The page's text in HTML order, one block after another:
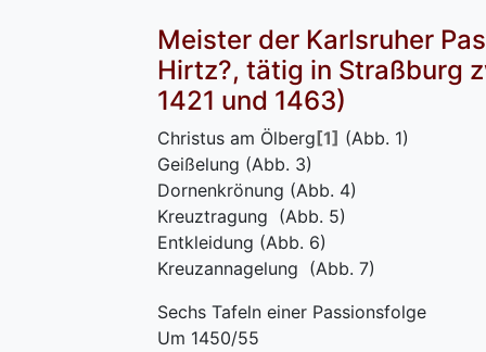
Meister der Karlsruher
Hirtz?, tätig in Straßburg
1421 und 1463)
Christus am Ölberg [1] (Abb. 1)
Geißelung (Abb. 3)
Dornenkrönung (Abb. 4)
Kreuztragung (Abb. 5)
Entkleidung (Abb. 6)
Kreuzannagelung (Abb. 7)
Sechs Tafeln einer Passionsfolge
Um 1450/55